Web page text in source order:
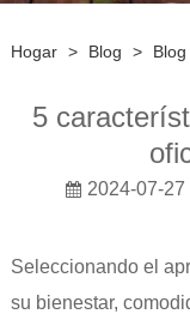
Hogar > Blog > Blog
5
2024-07-27
Seleccionando el
su bienestar,